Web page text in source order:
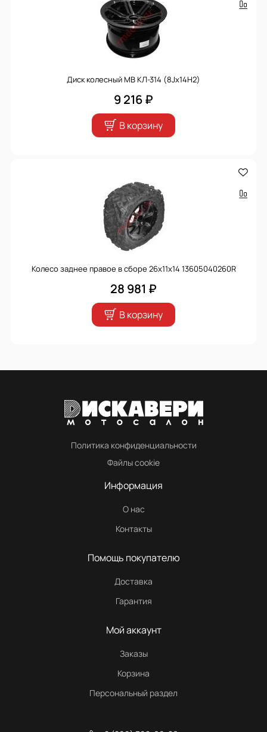
Диск колесный МВ КЛ-314 (8Jx14H2)
9 216 ₽
В корзину
Колесо заднее правое в сборе 26x11x14 13605040260R
28 981 ₽
В корзину
Политика конфиденциальности
Файлы cookie
Информация
О нас
Контакты
Помощь покупателю
Доставка
Гарантия
Мой аккаунт
Заказы
Корзина
Персональный раздел